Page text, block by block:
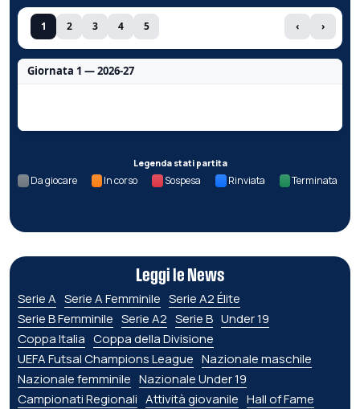
1 2 3 4 5 ‹ ›
Giornata 1 — 2026-27
Legenda stati partita
Da giocare In corso Sospesa Rinviata Terminata
Leggi le News
Serie A Serie A Femminile Serie A2 Élite
Serie B Femminile Serie A2 Serie B Under 19
Coppa Italia Coppa della Divisione
UEFA Futsal Champions League Nazionale maschile
Nazionale femminile Nazionale Under 19
Campionati Regionali Attività giovanile Hall of Fame